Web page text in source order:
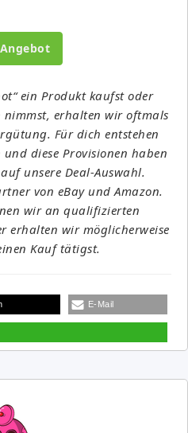
ein Produkt kaufst oder
nimmst, erhalten wir oftmals
Für dich entstehen
diese Provisionen haben
unsere Deal-Auswahl.
von eBay und Amazon.
wir an qualifizierten
erhalten wir möglicherweise
Kauf tätigst.
E-Mail